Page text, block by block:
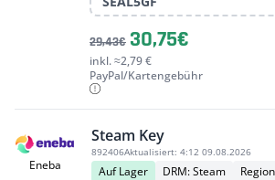
29,43€ 30,75€
inkl. ≈2,79 €
PayPal/Kartengebühr
Eneba
Steam Key
892406Aktualisiert: 4:12 09.08.2026
Auf Lager DRM: Steam